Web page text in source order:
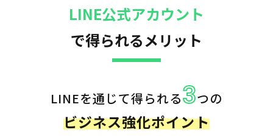
LINE公式アカウント
で得られるメリット
LINEを通じて得られる3つの
ビジネス強化ポイント